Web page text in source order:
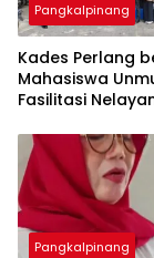
Pangkalpinang
Kades Perlang
Mahasiswa
Fasilitasi
di KSOP
Pangkalpinang